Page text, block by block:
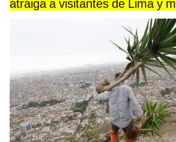
atraiga a visitantes de Lima y